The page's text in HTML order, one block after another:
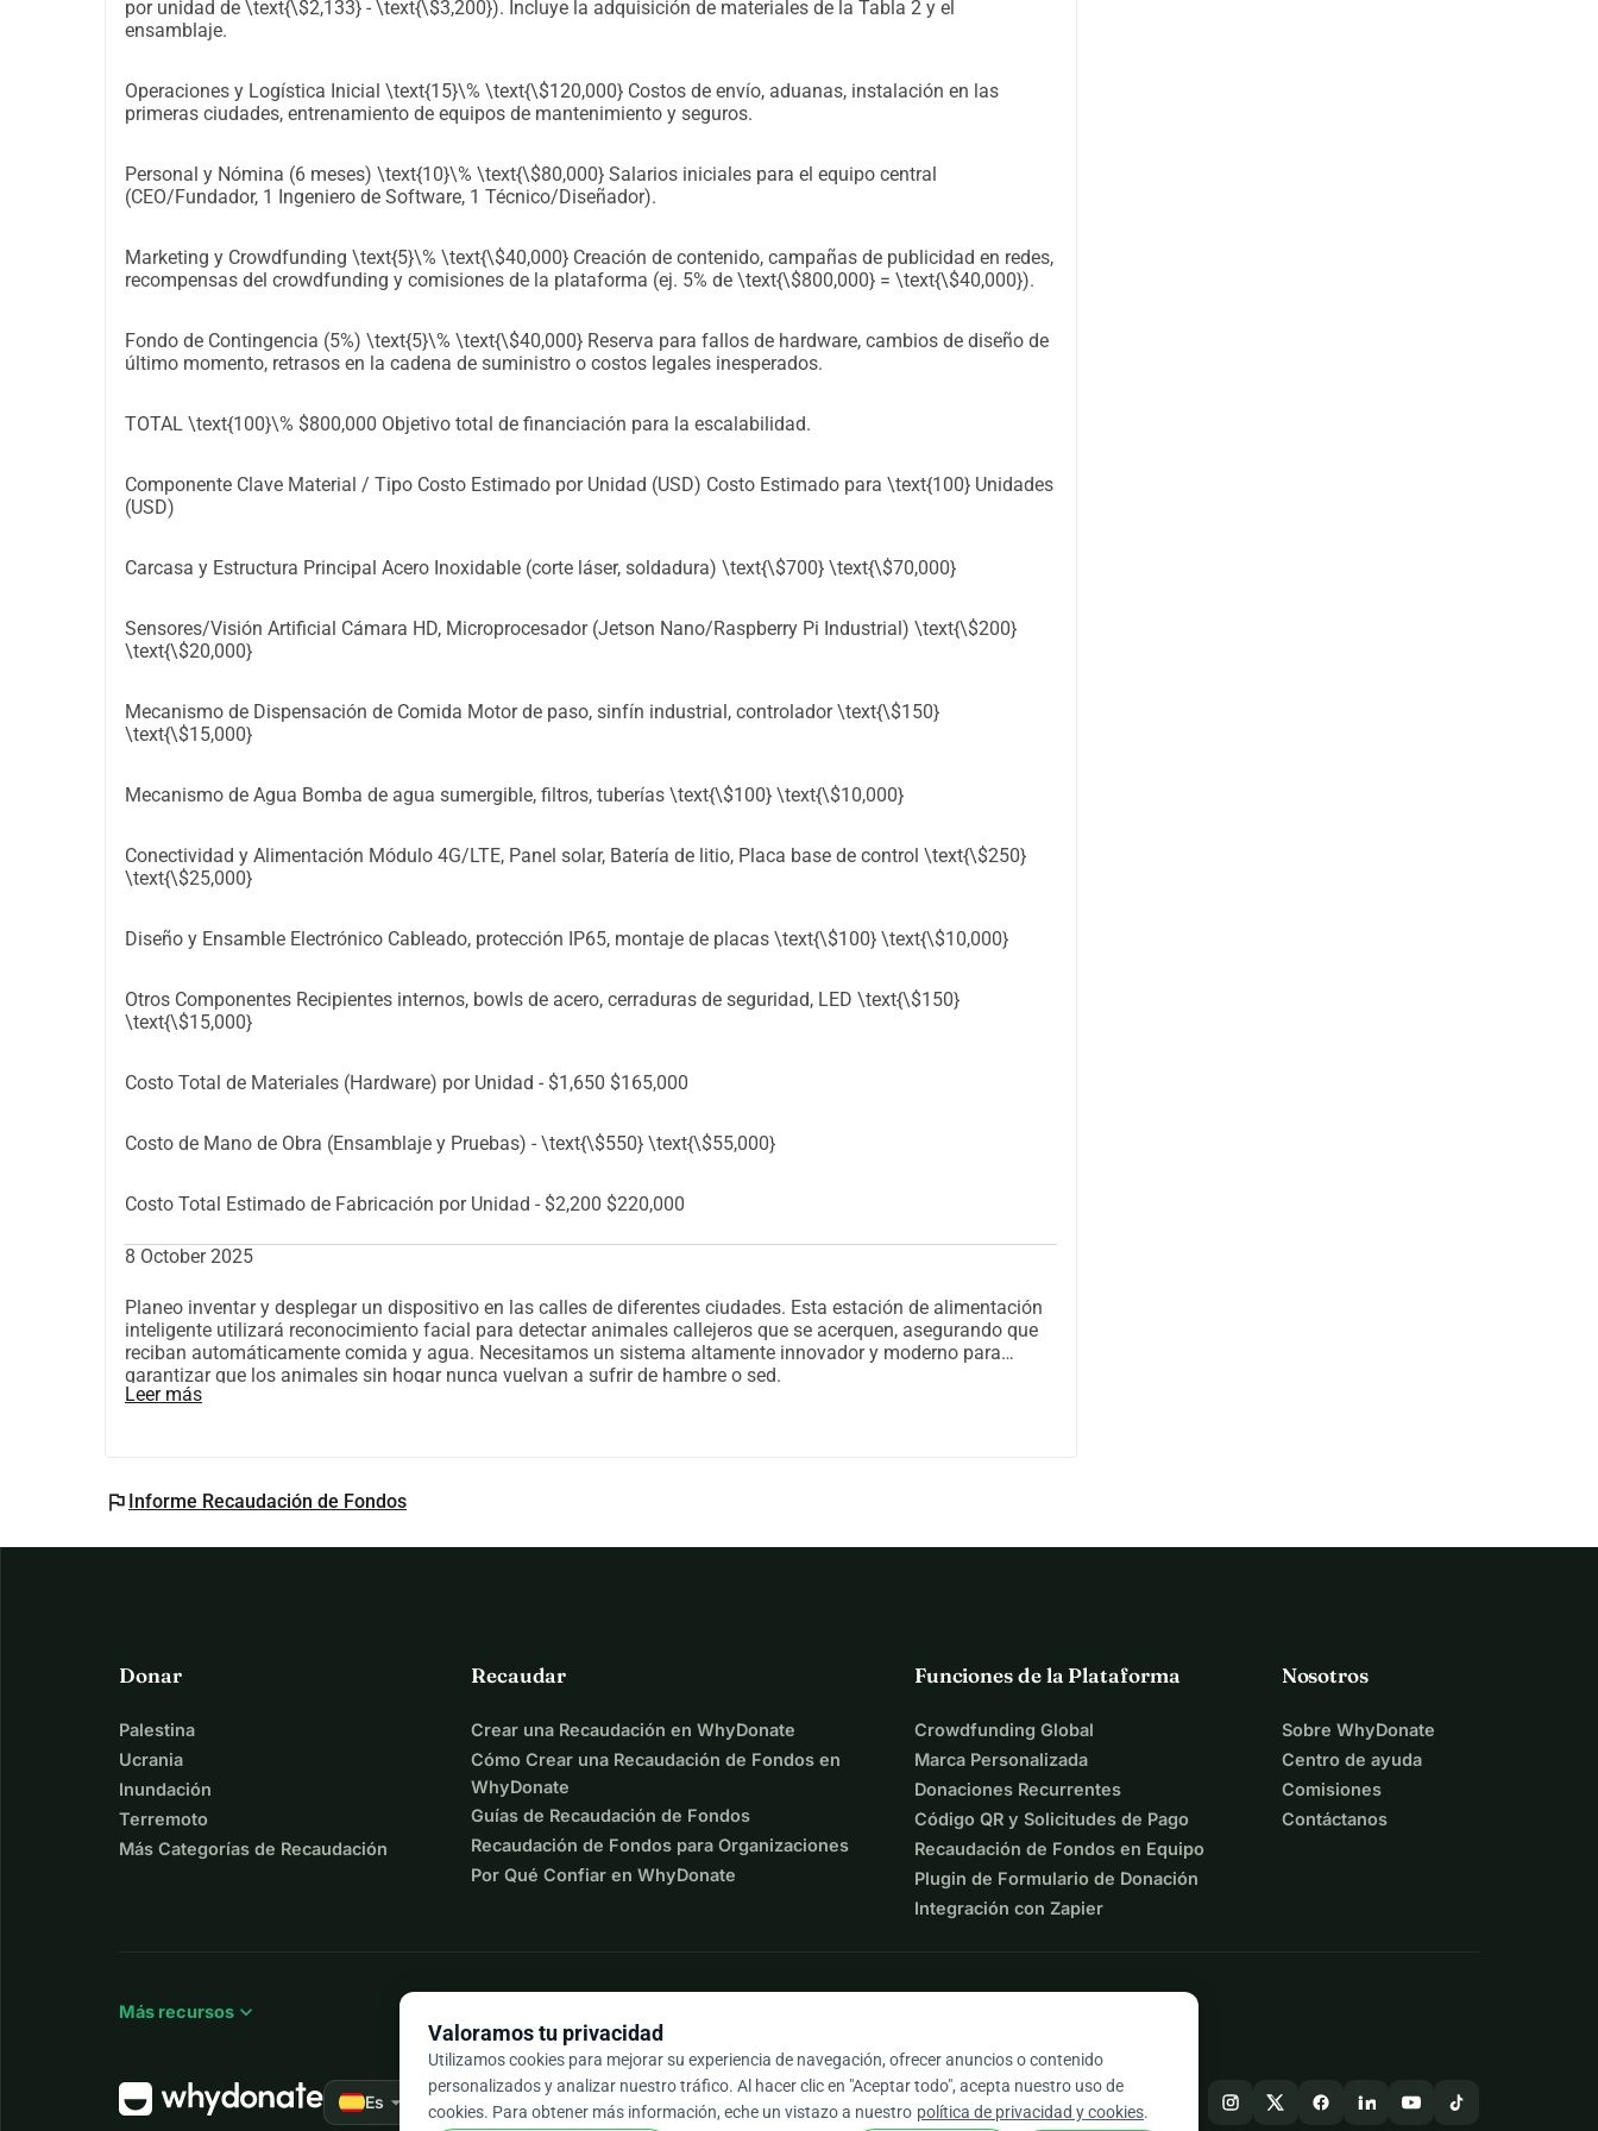
sobre los platos de comida y agua para minimizar la exposición a la lluvia y al sol directo. ​Nuestra Meta ​
puntos estratégicos de nuestras ciudades en los próximos dos años. ​Reducir significativamente los niveles de
desnutrición y deshidratación en la población de animales callejeros de las áreas donde operemos. ​Fomentar la
y apoyo de estas estaciones. ​Crear un modelo sostenible de asistencia animal que pueda replicarse en otras
ciudades y regiones, brindando una solución duradera a un problema global. ​"El Oasis Urbano" no es solo un
donde la compasión se traduce en acción tangible para quienes más lo necesitan.
por unidad de \text{\$2,133} - \text{\$3,200}). Incluye la adquisición de materiales de la Tabla 2 y el
ensamblaje.
Operaciones y Logística Inicial \text{15}\% \text{\$120,000} Costos de envío, aduanas, instalación en las
primeras ciudades, entrenamiento de equipos de mantenimiento y seguros.
Personal y Nómina (6 meses) \text{10}\% \text{\$80,000} Salarios iniciales para el equipo central
(CEO/Fundador, 1 Ingeniero de Software, 1 Técnico/Diseñador).
Marketing y Crowdfunding \text{5}\% \text{\$40,000} Creación de contenido, campañas de publicidad en redes,
recompensas del crowdfunding y comisiones de la plataforma (ej. 5% de \text{\$800,000} = \text{\$40,000}).
Fondo de Contingencia (5%) \text{5}\% \text{\$40,000} Reserva para fallos de hardware, cambios de diseño de
último momento, retrasos en la cadena de suministro o costos legales inesperados.
TOTAL \text{100}\% $800,000 Objetivo total de financiación para la escalabilidad.
Componente Clave Material / Tipo Costo Estimado por Unidad (USD) Costo Estimado para \text{100} Unidades
(USD)
Carcasa y Estructura Principal Acero Inoxidable (corte láser, soldadura) \text{\$700} \text{\$70,000}
Sensores/Visión Artificial Cámara HD, Microprocesador (Jetson Nano/Raspberry Pi Industrial) \text{\$200}
\text{\$20,000}
Mecanismo de Dispensación de Comida Motor de paso, sinfín industrial, controlador \text{\$150}
\text{\$15,000}
Mecanismo de Agua Bomba de agua sumergible, filtros, tuberías \text{\$100} \text{\$10,000}
Conectividad y Alimentación Módulo 4G/LTE, Panel solar, Batería de litio, Placa base de control \text{\$250}
\text{\$25,000}
Diseño y Ensamble Electrónico Cableado, protección IP65, montaje de placas \text{\$100} \text{\$10,000}
Otros Componentes Recipientes internos, bowls de acero, cerraduras de seguridad, LED \text{\$150}
\text{\$15,000}
Costo Total de Materiales (Hardware) por Unidad - $1,650 $165,000
Costo de Mano de Obra (Ensamblaje y Pruebas) - \text{\$550} \text{\$55,000}
Costo Total Estimado de Fabricación por Unidad - $2,200 $220,000
8 October 2025
Planeo inventar y desplegar un dispositivo en las calles de diferentes ciudades. Esta estación de alimentación
inteligente utilizará reconocimiento facial para detectar animales callejeros que se acerquen, asegurando que
reciban automáticamente comida y agua. Necesitamos un sistema altamente innovador y moderno para
garantizar que los animales sin hogar nunca vuelvan a sufrir de hambre o sed.
Leer más
flag Informe Recaudación de Fondos
Donar
Palestina
Ucrania
Inundación
Terremoto
Más Categorías de Recaudación
Recaudar
Crear una Recaudación en WhyDonate
Cómo Crear una Recaudación de Fondos en
WhyDonate
Guías de Recaudación de Fondos
Recaudación de Fondos para Organizaciones
Por Qué Confiar en WhyDonate
Funciones de la Plataforma
Crowdfunding Global
Marca Personalizada
Donaciones Recurrentes
Código QR y Solicitudes de Pago
Recaudación de Fondos en Equipo
Plugin de Formulario de Donación
Integración con Zapier
Nosotros
Sobre WhyDonate
Centro de ayuda
Comisiones
Contáctanos
Más recursos expand_more
Es arrow_drop_down ★★★★★ 4,9 / 5 según más de 500 reseñas
Valoramos tu privacidad
Utilizamos cookies para mejorar su experiencia de navegación, ofrecer anuncios o contenido
personalizados y analizar nuestro tráfico. Al hacer clic en "Aceptar todo", acepta nuestro uso de
cookies. Para obtener más información, eche un vistazo a nuestro política de privacidad y cookies.